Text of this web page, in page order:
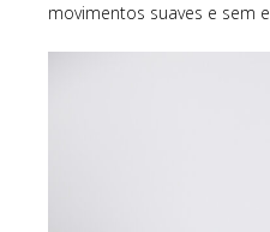
movimentos suaves e sem